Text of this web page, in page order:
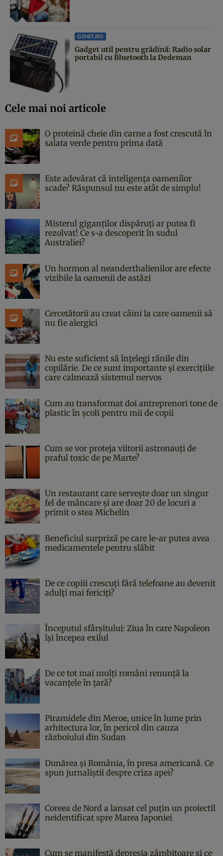
GO4IT.RO
Gadget util pentru grădină: Radio solar
portabil cu Bluetooth la Dedeman
Cele mai noi articole
O proteină cheie din carne a fost crescută în
salata verde pentru prima dată
Este adevărat că inteligența oamenilor
scade? Răspunsul nu este atât de simplu!
Misterul giganților dispăruți ar putea fi
rezolvat! Ce s-a descoperit în sudul
Australiei?
Un hormon al neanderthalienilor are efecte
vizibile la oamenii de astăzi
Cercetătorii au creat câini la care oamenii să
nu fie alergici
Nu este suficient să înțelegi rănile din
copilărie. De ce sunt importante și exercițiile
care calmează sistemul nervos
Cum au transformat doi antreprenori tone de
plastic în școli pentru mii de copii
Cum se vor proteja viitorii astronauți de
praful toxic de pe Marte?
Un restaurant care servește doar un singur
fel de mâncare și are doar 20 de locuri a
primit o stea Michelin
Beneficiul surpriză pe care le-ar putea avea
medicamentele pentru slăbit
De ce copiii crescuți fără telefoane au devenit
adulți mai fericiți?
Începutul sfârşitului: Ziua în care Napoleon
îşi începea exilul
De ce tot mai mulți români renunță la
vacanțele în țară?
Piramidele din Meroe, unice în lume prin
arhitectura lor, în pericol din cauza
războiului din Sudan
Dunărea și România, în presa americană. Ce
spun jurnaliștii despre criza apei?
Coreea de Nord a lansat cel puțin un proiectil
neidentificat spre Marea Japoniei
Cum se manifestă depresia zâmbitoare și ce